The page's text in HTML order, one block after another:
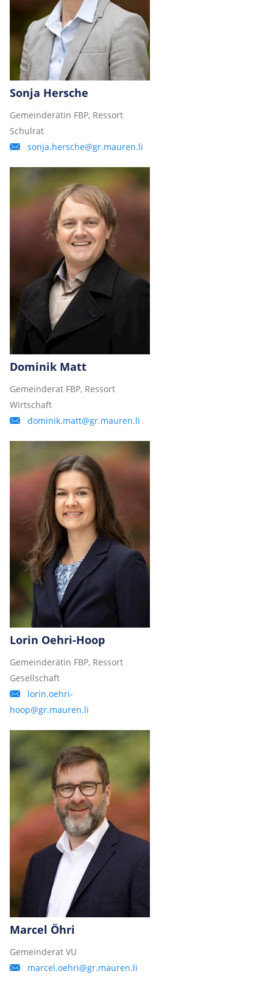
Sonja Hersche
Gemeinderätin FBP, Ressort
Schulrat
sonja.hersche@gr.mauren.li
Dominik Matt
Gemeinderat FBP, Ressort
Wirtschaft
dominik.matt@gr.mauren.li
Lorin Oehri-Hoop
Gemeinderätin FBP, Ressort
Gesellschaft
lorin.oehri-
hoop@gr.mauren.li
Marcel Öhri
Gemeinderat VU
marcel.oehri@gr.mauren.li